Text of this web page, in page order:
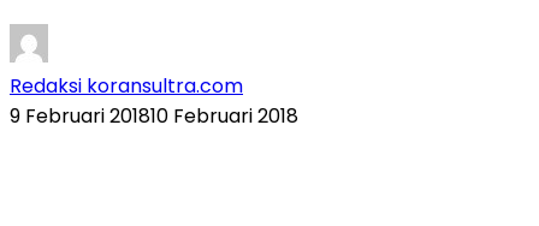
Redaksi koransultra.com
9 Februari 201810 Februari 2018